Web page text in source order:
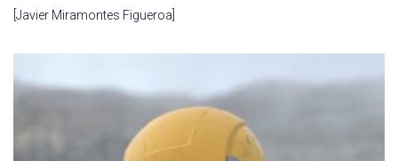
[Javier Miramontes Figueroa]